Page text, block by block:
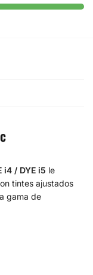
i4 / DYE i5 le
tintes ajustados
gama de